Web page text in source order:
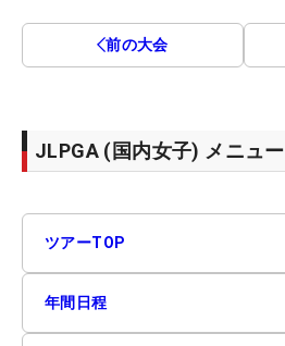
前の大会
JLPGA (国内女子) メニュー
ツアーTOP
年間日程